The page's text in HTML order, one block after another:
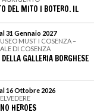
DEL MITO I BOTERO. IL
31 Gennaio 2027
MUST I COSENZA –
DI COSENZA
GALLERIA BORGHESE
16 Ottobre 2026
HEROES